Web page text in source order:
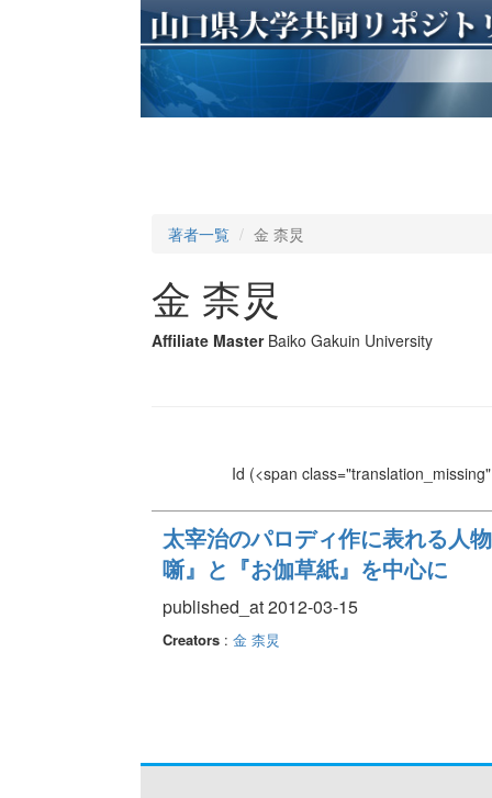
著者一覧 金 柰炅
金 柰炅
Affiliate Master Baiko Gakuin University
Id (<span
太宰治のパロディ作に表れる人
噺』と『お伽草紙』を中心に
published_at 2012-03-15
Creators: 金 柰炅